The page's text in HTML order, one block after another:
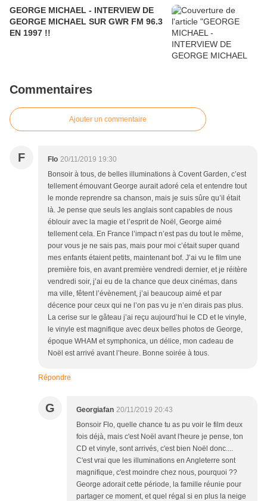
GEORGE MICHAEL - INTERVIEW DE
GEORGE MICHAEL SUR GWR FM 96.3
EN 1997 !!
Commentaires
Ajouter un commentaire
F Flo 20/11/2019 19:30
Bonsoir à tous, de belles illuminations à Covent Garden, c’est
tellement émouvant George aurait adoré cela et entendre tout
le monde reprendre sa chanson, mais je suis sûre qu’il était
là. Je pense que seuls les anglais sont capables de nous
éblouir avec la magie et l’esprit de Noël, George aimé
tellement cela. En France l’impact n’est pas du tout le même,
pour vous je ne sais pas, mais pour moi c’était super quand
mes enfants étaient petits, maintenant bof. J’ai vu le film une
première fois, en avant première vendredi dernier, et je réitère
vendredi soir, j’ai eu de la chance que deux cinémas, dans
ma ville, fêtent l’évènement, j’ai beaucoup aimé et par
décence pour ceux qui ne l’on pas vu je n’en dirais pas plus.
La cerise sur le gâteau j’ai reçu aujourd’hui le CD et le vinyle,
le vinyle est magnifique avec deux belles photos de George,
époque WHAM et symphonica, un délice, mon cadeau de
Noël est arrivé avant l’heure. Bonne soirée à tous.
Répondre
G Georgiafan 20/11/2019 20:43
Bonsoir Flo, quelle chance tu as pu voir le film deux
fois déjà, mais c'est Noël avant l'heure je pense, ton
CD et vinyle, sont arrivés, c'est bien Noël donc....
C'est vrai que les illuminations en Angleterre sont
magnifique, c'est moindre chez nous, pourquoi ??
George adorait cette période, la famille réunie pour
partager ce moment, et quel régal si en plus la neige